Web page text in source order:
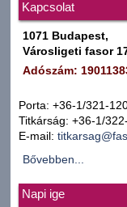
Kapcsolat
1071 Budapest,
Városligeti fasor
Adószám:
Porta: +36-1/321-
Titkárság: +36-1/
E-mail:
Bővebben...
Napi ige